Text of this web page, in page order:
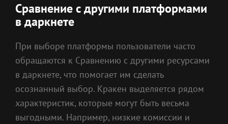
Сравнение с другими платформами
в даркнете
При выборе платформы пользователи часто
обращаются к Сравнению с другими ресурсами
в даркнете, что помогает им сделать
осознанный выбор. Кракен выделяется рядом
характеристик, которые могут быть весьма
выгодными. Например, низкие комиссии и